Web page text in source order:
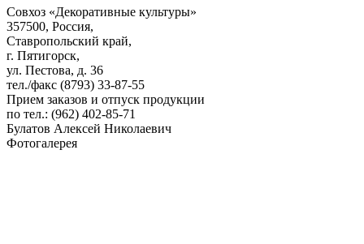
Совхоз «Декоративные культуры»
357500, Россия,
Ставропольский край,
г. Пятигорск,
ул. Пестова, д. 36
тел./факс (8793) 33-87-55
Прием заказов и отпуск продукции
по тел.: (962) 402-85-71
Булатов Алексей Николаевич
Фотогалерея